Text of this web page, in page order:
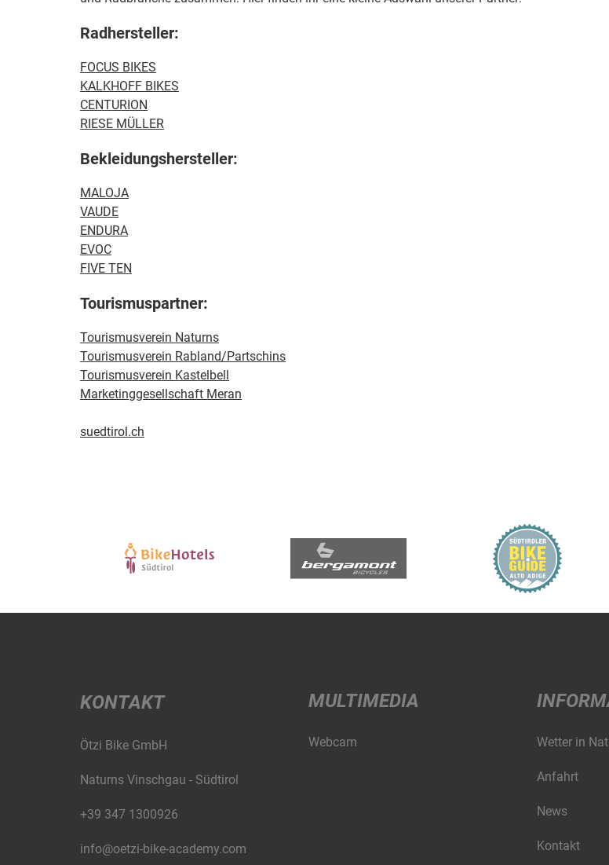
Radhersteller:
FOCUS BIKES
KALKHOFF BIKES
CENTURION
RIESE MÜLLER
Bekleidungshersteller:
MALOJA
VAUDE
ENDURA
EVOC
FIVE TEN
Tourismuspartner:
Tourismusverein Naturns
Tourismusverein Rabland/Partschins
Tourismusverein Kastelbell
Marketinggesellschaft Meran
suedtirol.ch
KONTAKT
Ötzi Bike GmbH
Naturns Vinschgau - Südtirol
+39 347 1300926
info@oetzi-bike-academy.com
MULTIMEDIA
Webcam Wetter in
Anfahrt
News
Kontakt